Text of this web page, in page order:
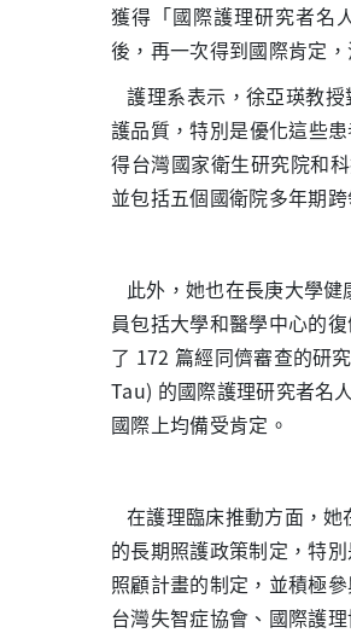
獲得「國際護理研究者
後，再一次得到國際肯定
護理系表示，徐亞瑛教
護品質，特別是優化這些
得台灣國家衛生研究院和
並包括五個國衛院多年期
此外，她也在長庚大學
員包括大學和醫學中心的
了 172 篇經同儕審查的研
Tau) 的國際護理研究者名
國際上均備受肯定。
在護理臨床推動方面，
的長期照護政策制定，特
照顧計畫的制定，並積極
台灣失智症協會、國際護